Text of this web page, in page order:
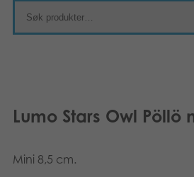
Familiespill
Puslespill
Leker
TACTIC
Vår historie
Produktsider
MediaEnglish
Lumo Stars Owl Pöllö
Mini 8,5 cm.